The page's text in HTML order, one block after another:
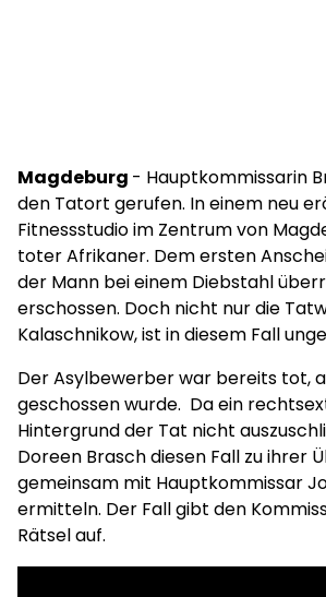
Magdeburg - Hauptkommissarin
den Tatort gerufen. In einem neu
Fitnessstudio im Zentrum von
toter Afrikaner. Dem ersten
der Mann bei einem Diebstahl
erschossen. Doch nicht nur die
Kalaschnikow, ist in diesem Fall
Der Asylbewerber war bereits tot,
geschossen wurde. Da ein
Hintergrund der Tat nicht
Doreen Brasch diesen Fall zu ihrer
gemeinsam mit Hauptkommissar
ermitteln. Der Fall gibt den
Rätsel auf.